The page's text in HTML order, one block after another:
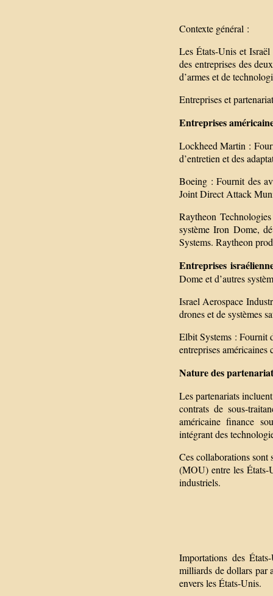
Contexte général :
Les États-Unis et
des entreprises des
d’armes et de
Entreprises et
Entreprises
Lockheed Martin :
d’entretien et des
Boeing : Fournit des
Joint Direct Attack
Raytheon
système Iron Dome,
Systems. Raytheon
Entreprises
Dome et d’autres
Israel Aerospace
drones et de systèmes
Elbit Systems : Fournit
entreprises
Nature des
Les partenariats
contrats de sous-
américaine finance
intégrant des
Ces collaborations sont
(MOU) entre les États-
industriels.
Importations des
milliards de dollars par
envers les États-Unis.